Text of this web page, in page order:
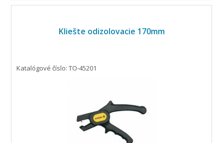
Kliešte odizolovacie 170mm
Katalógové číslo: TO-45201